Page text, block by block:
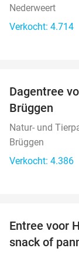
Nederweert
Verkocht: 4.714
Dagentree
Brüggen
Natur- und
Brüggen
Verkocht: 4.386
Entree voor
snack of